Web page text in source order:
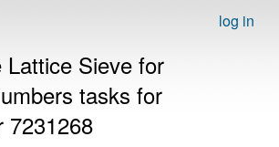
log in
Lattice Sieve for
tasks for
7231268